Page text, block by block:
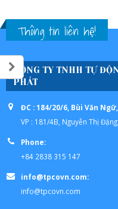
Thông tin liên hệ!
CÔNG TY TNHH TỰ
PHÁT
ĐC : 184/20/6, Bùi Văn
VP : 181/4B, Nguyễn Thị
Phone:
+84 2838 315 147
info@tpcovn.com:
info@tpcovn.com